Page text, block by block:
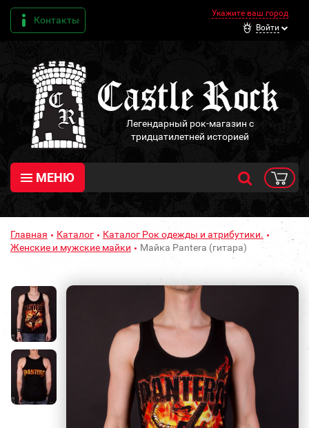
Контакты
Укажите ваш город
Войти
Легендарный рок-магазин с
тридцатилетней историей
МЕНЮ
Главная Каталог
Каталог Рок одежды и атрибутики.
Женские и мужские майки
Майка Pantera (гитара)